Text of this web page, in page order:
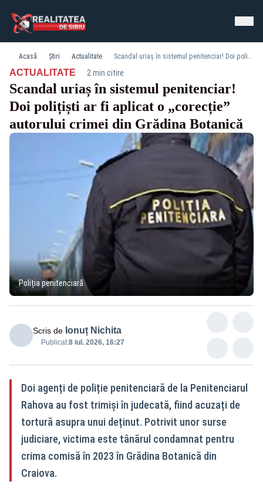
Acasă Știri Actualitate Scandal uriaș în sistemul penitenciar! Doi polițiști ar fi aplicat o „corecție” autorului crimei din Grădina Botanică
ACTUALITATE· 2 min citire
Scandal uriaș în sistemul penitenciar!
Doi polițiști ar fi aplicat o „corecție”
autorului crimei din Grădina Botanică
Poliția penitenciară
Scris de Ionuț Nichita
Publicat:8 iul. 2026, 16:27
Doi agenți de poliție penitenciară de la Penitenciarul
Rahova au fost trimiși în judecată, fiind acuzați de
tortură asupra unui deținut. Potrivit unor surse
judiciare, victima este tânărul condamnat pentru
crima comisă în 2023 în Grădina Botanică din
Craiova.